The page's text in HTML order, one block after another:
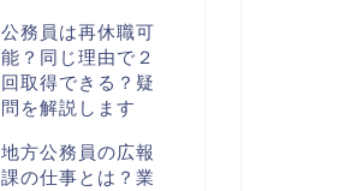
公務員は再休職可
能？同じ理由で２
回取得できる？疑
問を解説します
地方公務員の広報
課の仕事とは？業